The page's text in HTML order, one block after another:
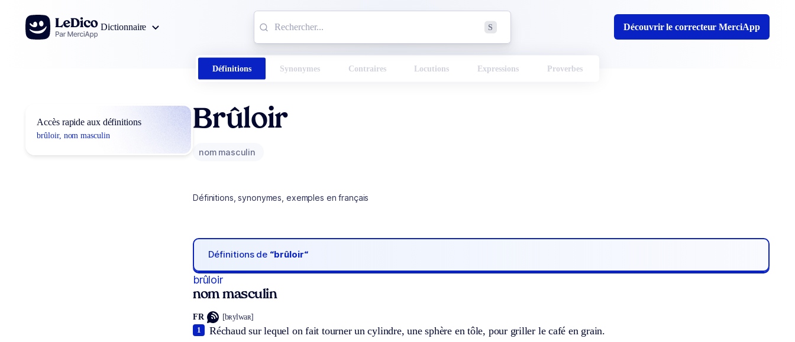
Aller au contenu
Dictionnaire
S Découvrir le correcteur MerciApp
Définitions Synonymes Contraires Locutions Expressions Proverbes
Accès rapide aux définitions
brûloir, nom masculin
Brûloir
nom masculin
Définitions, synonymes, exemples en français
Définitions de “brûloir“
brûloir
nom masculin
FR [bʀylwaʀ]
Réchaud sur lequel on fait tourner un cylindre, une sphère en tôle, pour griller le café en grain.
1